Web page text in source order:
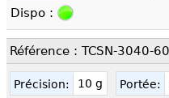
Dispo :
Référence : TCSN-3040-
Précision: 10 g Portée: